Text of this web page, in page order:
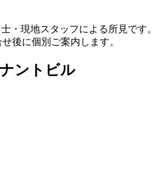
・現地スタッフによる所見です。
後に個別ご案内します。
ントビル